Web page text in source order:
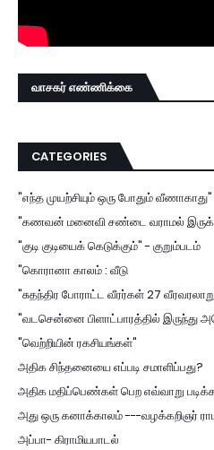
வாசகர் எண்ணிக்கை
CATEGORIES
"எந்த முயற்சியும் ஒரு போதும்
"கணவன் மனைவி சண்டை வராமல்
"குடி குடியைக் கெடுக்கும்" - குறும்படம்
"கொரானா காலம் : வீடு
"சுதந்திர போராட்ட வீரர்கள் 27
"வடசென்னை பிளாட்பாரத்தில் இருந்து
"வெற்றியின் ரகசியங்கள்"
அதிக சிந்தனையை எப்படி சமாளிப்பது?
அதிக மதிப்பெண்கள் பெற எவ்வாறு
அது ஒரு கனாக்காலம் ---வழக்கறிஞர்
அப்பா- கிராமியபாடல்